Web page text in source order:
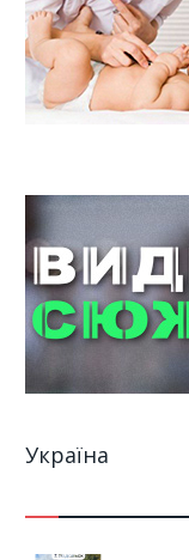
Україна